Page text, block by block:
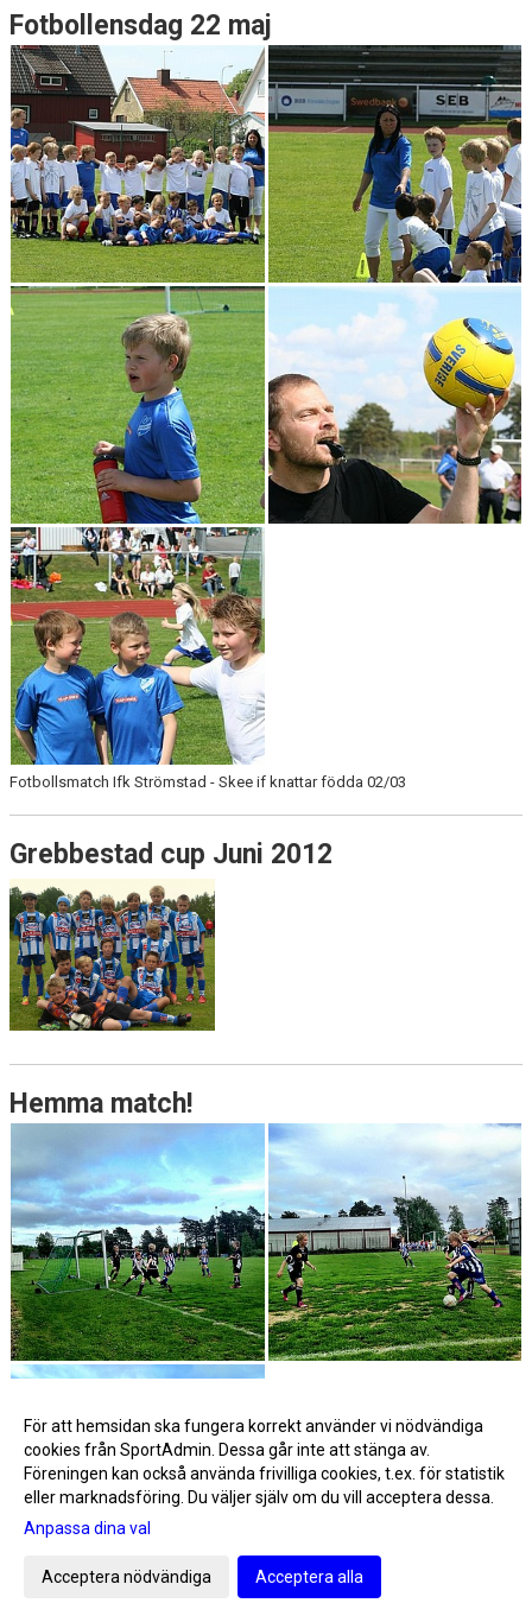
Fotbollensdag 22 maj
Fotbollsmatch Ifk Strömstad - Skee if knattar födda 02/03
Grebbestad cup Juni 2012
Hemma match!
För att hemsidan ska fungera korrekt använder vi nödvändiga
cookies från SportAdmin. Dessa går inte att stänga av.
Föreningen kan också använda frivilliga cookies, t.ex. för statistik
eller marknadsföring. Du väljer själv om du vill acceptera dessa.
Anpassa dina val
Acceptera nödvändiga Acceptera alla